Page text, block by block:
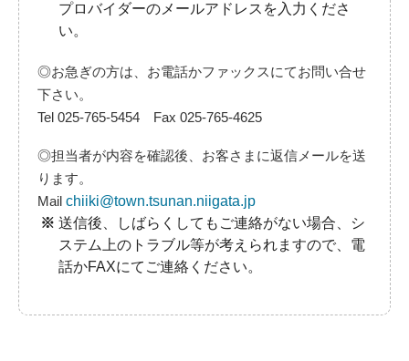
プロバイダーのメールアドレスを入力くださ
い。
◎お急ぎの方は、お電話かファックスにてお問い合せ
下さい。
Tel 025-765-5454 Fax 025-765-4625
◎担当者が内容を確認後、お客さまに返信メールを送
ります。
Mail chiiki@town.tsunan.niigata.jp
送信後、しばらくしてもご連絡がない場合、シ
ステム上のトラブル等が考えられますので、電
話かFAXにてご連絡ください。